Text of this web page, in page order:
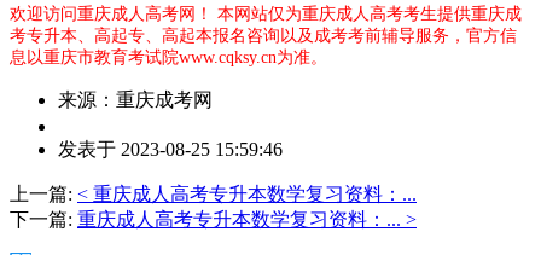
欢迎访问重庆成人高考网！ 本网站仅为重庆成人高考考生提供重庆成
考专升本、高起专、高起本报名咨询以及成考考前辅导服务，官方信
息以重庆市教育考试院www.cqksy.cn为准。
来源：重庆成考网
者：
老
师
发表于 2023-08-25 15:59:46
上一篇: < 重庆成人高考专升本数学复习资料：...
下一篇: 重庆成人高考专升本数学复习资料：... >